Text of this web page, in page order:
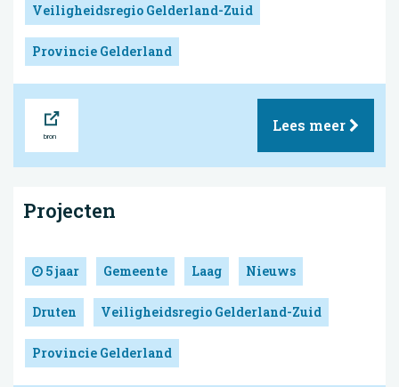
Veiligheidsregio Gelderland-Zuid
Provincie Gelderland
Lees meer
Projecten
5 jaar Gemeente Laag Nieuws
Druten Veiligheidsregio Gelderland-Zuid
Provincie Gelderland